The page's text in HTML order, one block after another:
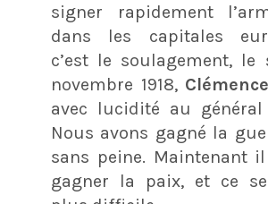
signer rapidement
dans les capitales
c’est le soulagement, le
novembre 1918,
avec lucidité au
Nous avons gagné la
sans peine. Maintenant
gagner la paix, et ce